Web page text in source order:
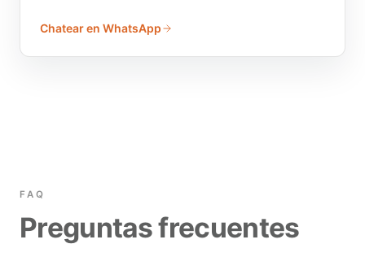
Chatear en WhatsApp
FAQ
Preguntas frecuentes